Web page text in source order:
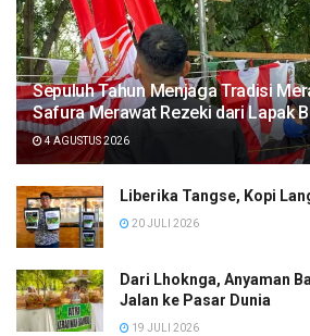
Sepuluh Tahun Menjaga Tradisi
Safura Merawat Rezeki dari Lapak
4 AGUSTUS 2026
Liberika Tangse, Kopi
20 JULI 2026
Dari Lhoknga, Anyaman
Jalan ke Pasar Dunia
19 JULI 2026